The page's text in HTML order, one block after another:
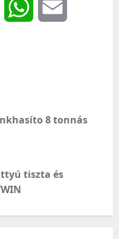
Viber WhatsApp
8 tonnás
tiszta és